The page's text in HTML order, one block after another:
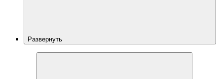
Развернуть